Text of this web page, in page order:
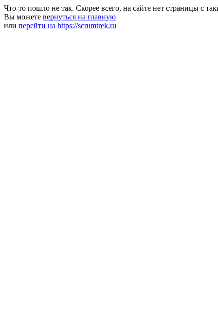
Что-то пошло не так. Скорее всего, на сайте нет страницы с
Вы можете вернуться на главную
или перейти на https://scrumtrek.ru